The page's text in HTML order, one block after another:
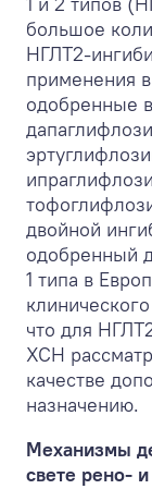
большое
НГЛТ2-
применения
одобренные
двойной
одобренный
1 типа в
что для
ХСН
качестве
назначению.
Механизмы
свете рено-